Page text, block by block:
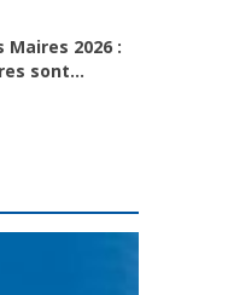
Maires 2026 :
sont...